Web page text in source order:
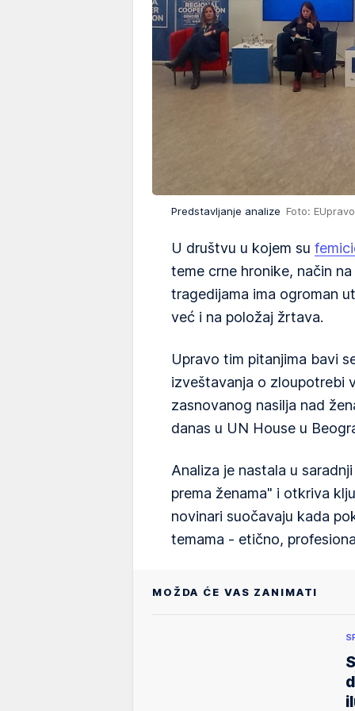
Predstavljanje analize Foto:
U društvu u kojem su
teme crne hronike, način
tragedijama ima ogroman
već i na položaj žrtava.
Upravo tim pitanjima bavi
izveštavanja o zloupotrebi
zasnovanog nasilja nad
danas u UN House u
Analiza je nastala u
prema ženama" i otkriva
novinari suočavaju kada
temama - etično,
MOŽDA ĆE VAS ZANIMATI